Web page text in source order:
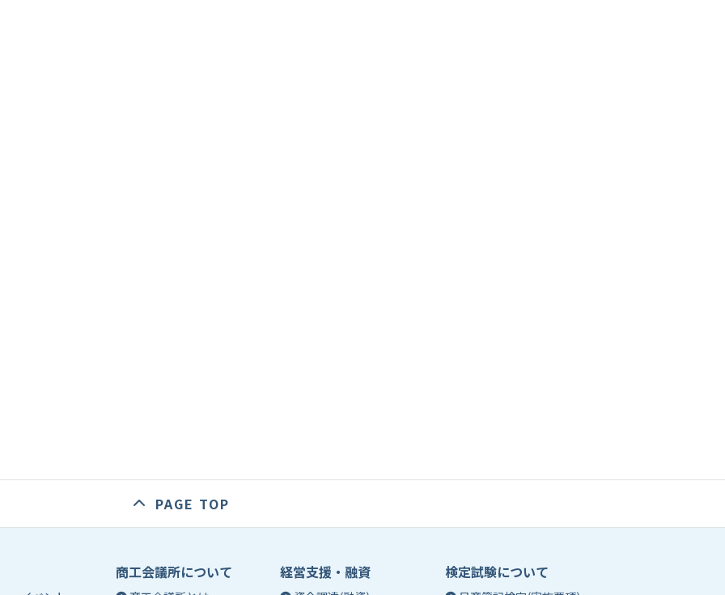
PAGE TOP
商工会議所について 経営支援・融資 検定試験について